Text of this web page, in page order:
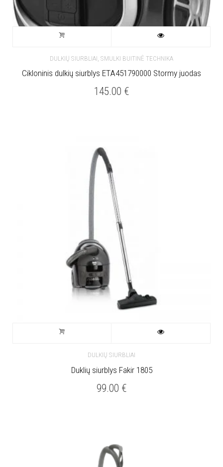
DULKIŲ SIURBLIAI SMULKI BUITINĖ TECHNIKA
Cikloninis dulkių siurblys ETA451790000 Stormy juodas
145.00 €
DULKIŲ SIURBLIAI
Duklių siurblys Fakir 1805
99.00 €